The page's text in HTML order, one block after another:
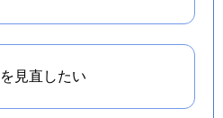
見直したい